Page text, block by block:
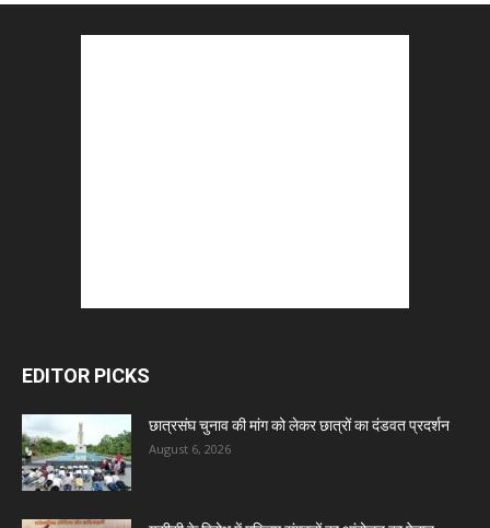
EDITOR PICKS
छात्रसंघ चुनाव की मांग को लेकर छात्रों का दंडवत प्रदर्शन
August 6, 2026